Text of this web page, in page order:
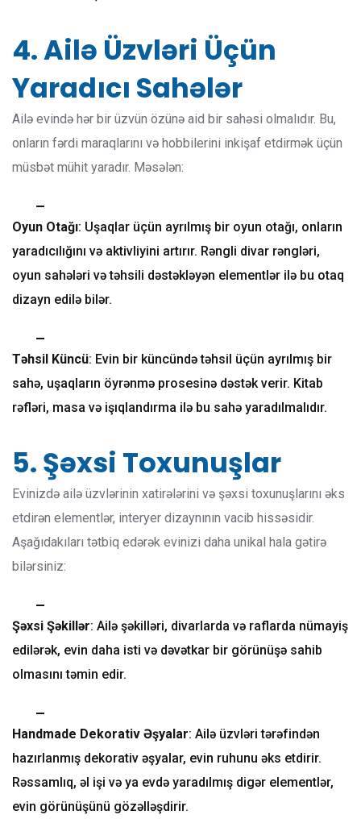
4. Ailə Üzvləri Üçün
Yaradıcı Sahələr
Ailə evində hər bir üzvün özünə aid bir sahəsi olmalıdır. Bu,
onların fərdi maraqlarını və hobbilerini inkişaf etdirmək üçün
müsbət mühit yaradır. Məsələn:
Oyun Otağı: Uşaqlar üçün ayrılmış bir oyun otağı, onların
yaradıcılığını və aktivliyini artırır. Rəngli divar rəngləri,
oyun sahələri və təhsili dəstəkləyən elementlər ilə bu otaq
dizayn edilə bilər.
Təhsil Küncü: Evin bir küncündə təhsil üçün ayrılmış bir
sahə, uşaqların öyrənmə prosesinə dəstək verir. Kitab
rəfləri, masa və işıqlandırma ilə bu sahə yaradılmalıdır.
5. Şəxsi Toxunuşlar
Evinizdə ailə üzvlərinin xatirələrini və şəxsi toxunuşlarını əks
etdirən elementlər, interyer dizaynının vacib hissəsidir.
Aşağıdakıları tətbiq edərək evinizi daha unikal hala gətirə
bilərsiniz:
Şəxsi Şəkillər: Ailə şəkilləri, divarlarda və raflarda nümayiş
edilərək, evin daha isti və dəvətkar bir görünüşə sahib
olmasını təmin edir.
Handmade Dekorativ Əşyalar: Ailə üzvləri tərəfindən
hazırlanmış dekorativ əşyalar, evin ruhunu əks etdirir.
Rəssamlıq, əl işi və ya evdə yaradılmış digər elementlər,
evin görünüşünü gözəlləşdirir.